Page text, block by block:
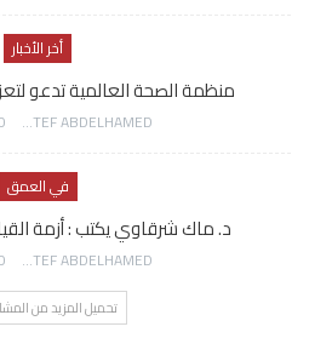
أخر الأخبار
منظمة الصحة العالمية تدعو
AWATEF ABDELHAMED
10
في العمق
د. ماك شرقاوي يكتب : أزمة
AWATEF ABDELHAMED
10
تحميل المزيد من